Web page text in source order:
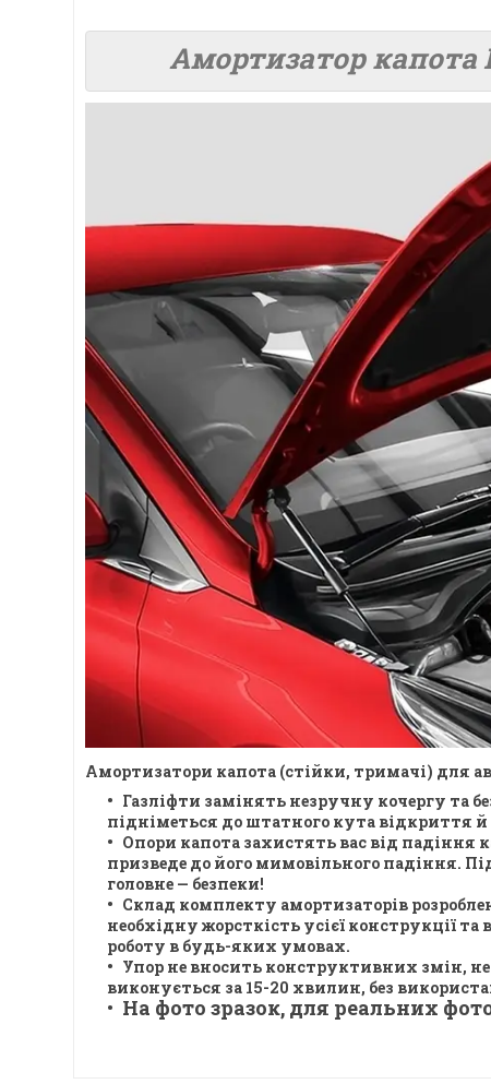
Амортизатор капота
Амортизатори капота (стійки, тримачі) для
Газліфти замінять незручну кочергу та
підніметься до штатного кута відкриття
Опори капота захистять вас від падіння
призведе до його мимовільного падіння.
головне — безпеки!
Склад комплекту амортизаторів
необхідну жорсткість усієї конструкції
роботу в будь-яких умовах.
Упор не вносить конструктивних змін,
виконується за 15-20 хвилин, без
На фото зразок, для реальних